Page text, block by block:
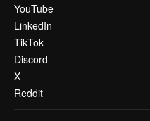
YouTube
LinkedIn
TikTok
Discord
X
Reddit